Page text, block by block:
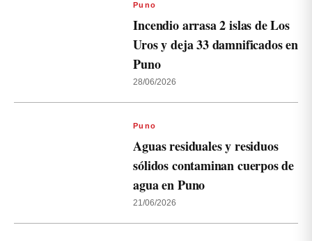
Puno
Incendio arrasa 2 islas de Los
Uros y deja 33 damnificados en
Puno
28/06/2026
Puno
Aguas residuales y residuos
sólidos contaminan cuerpos de
agua en Puno
21/06/2026